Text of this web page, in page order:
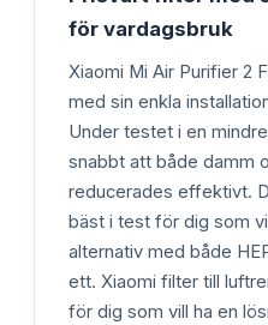
för vardagsbruk
Xiaomi Mi Air Purifier 2
med sin enkla
Under testet i en
snabbt att både damm
reducerades effektivt.
bäst i test för dig som
alternativ med både
ett. Xiaomi filter till
för dig som vill ha en